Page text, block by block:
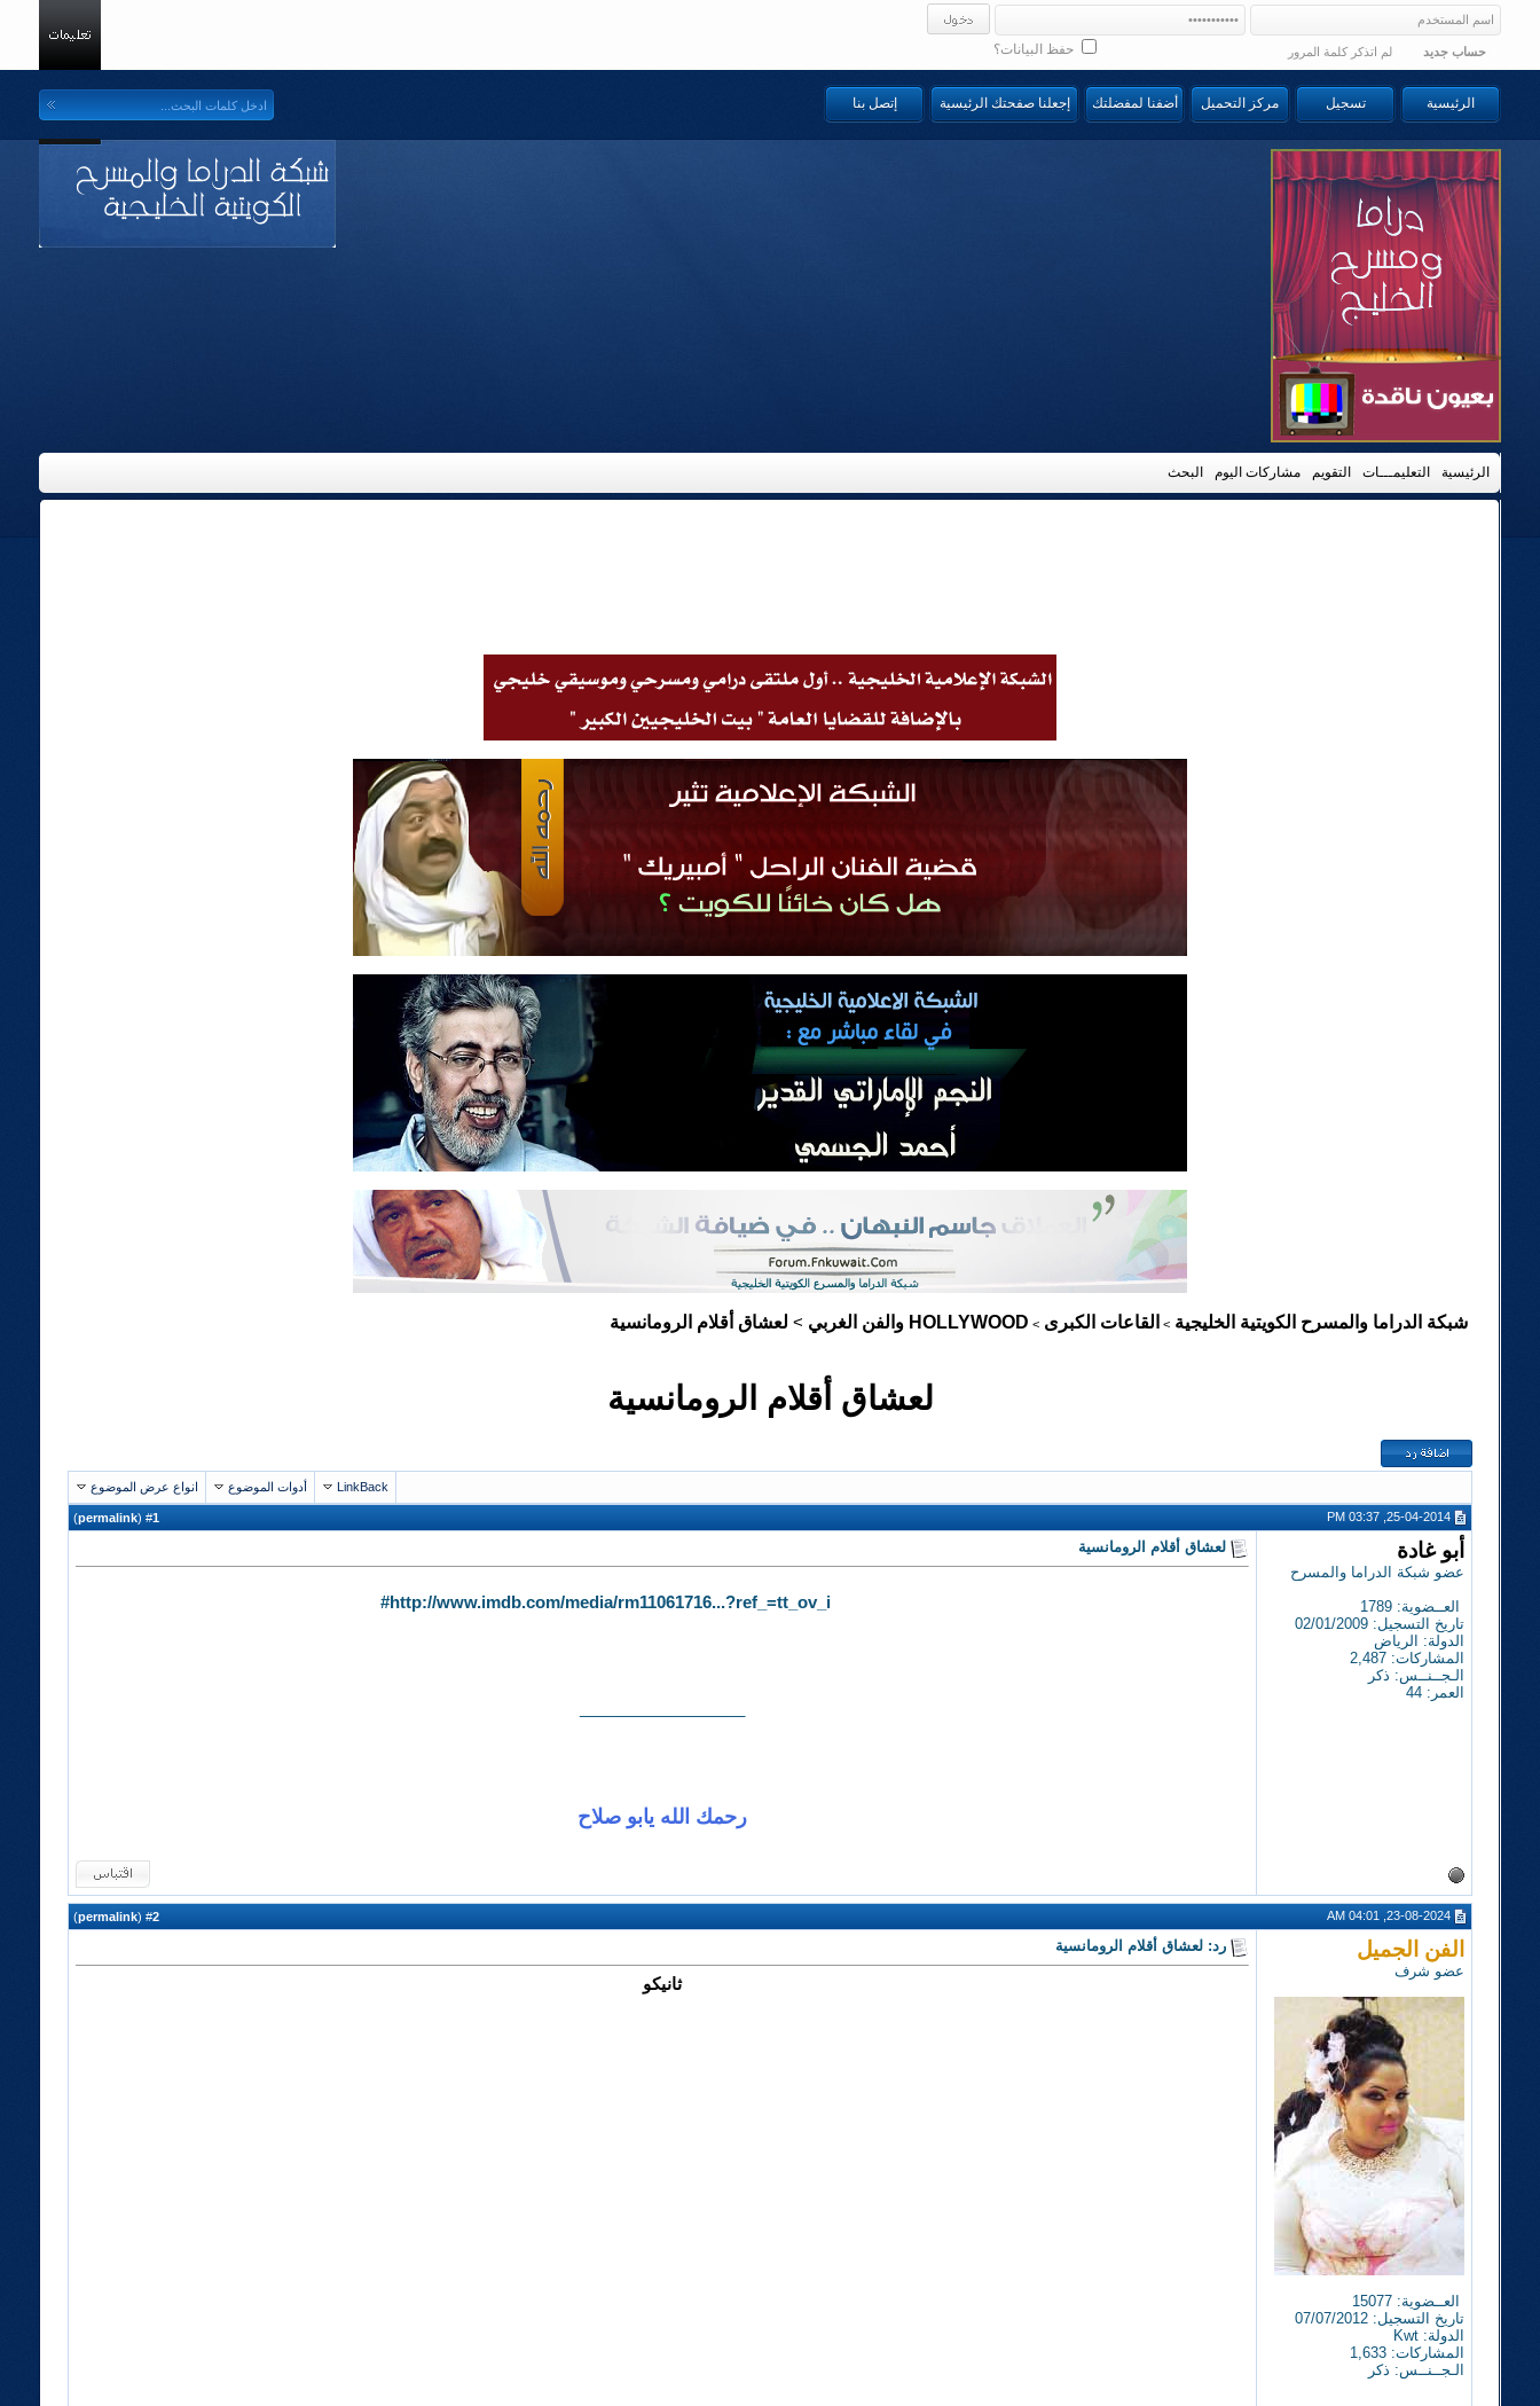
حفظ البيانات؟ حساب جديد لم اتذكر كلمة المرور
الرئيسية تسجيل مركز التحميل أضفنا لمفضلتك إجعلنا صفحتك الرئيسية إتصل بنا
الرئيسية التعليمـــات التقويم مشاركات اليوم البحث
شبكة الدراما والمسرح الكويتية الخليجية > القاعات الكبرى > HOLLYWOOD والفن الغربي > لعشاق أقلام الرومانسية
لعشاق أقلام الرومانسية
LinkBack أدوات الموضوع انواع عرض الموضوع
25-04-2014, 03:37 PM
1
(
permalink
)
أبو غادة
عضو شبكة الدراما والمسرح
العــضوية: 1789
تاريخ التسجيل: 02/01/2009
الدولة: الرياض
المشاركات: 2,487
الـجــنــس: ذكر
العمر: 44
لعشاق أقلام الرومانسية
http://www.imdb.com/media/rm11061716...?ref_=tt_ov_i#
رحمك الله يابو صلاح
23-08-2024, 04:01 AM
2
(
permalink
)
الفن الجميل
عضو شرف
العــضوية: 15077
تاريخ التسجيل: 07/07/2012
الدولة: Kwt
المشاركات: 1,633
الـجــنــس: ذكر
رد: لعشاق أقلام الرومانسية
ثانيكو